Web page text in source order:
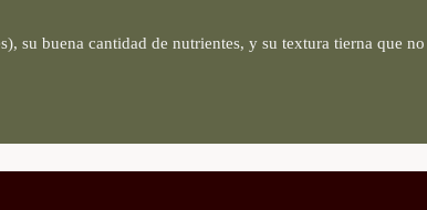
su buena cantidad de nutrientes, y su textura tierna que